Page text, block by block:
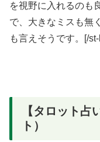
を視野に入れるのも
で、大きなミスも無
も言えそうです。[/
【タロット
ト）